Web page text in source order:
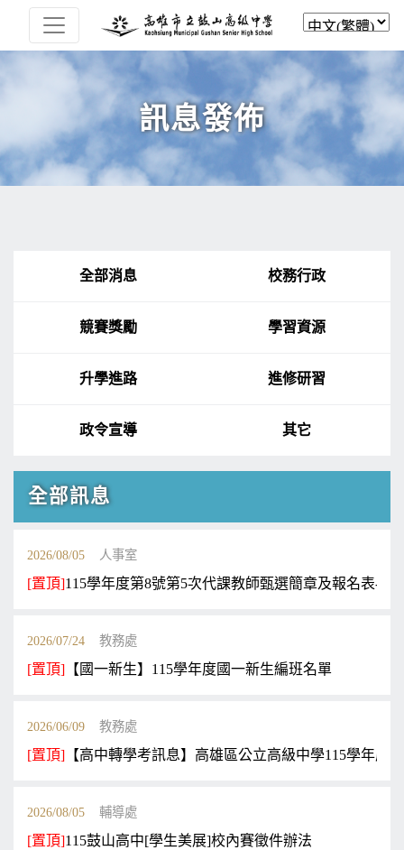
訊息發佈
全部消息 校務行政
競賽獎勵 學習資源
升學進路 進修研習
政令宣導 其它
全部訊息
2026/08/05 人事室
[置頂]115學年度第8號第5次代課教師甄選簡章及報名表-高
2026/07/24 教務處
[置頂] 【國一新生】115學年度國一新生編班名單
2026/06/09 教務處
[置頂] 【高中轉學考訊息】高雄區公立高級中學115學年度
2026/08/05 輔導處
[置頂]115鼓山高中[學生美展]校內賽徵件辦法